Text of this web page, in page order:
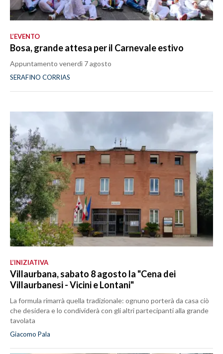
L’EVENTO
Bosa, grande attesa per il Carnevale estivo
Appuntamento venerdì 7 agosto
SERAFINO CORRIAS
L’INIZIATIVA
Villaurbana, sabato 8 agosto la "Cena dei
Villaurbanesi - Vicini e Lontani"
La formula rimarrà quella tradizionale: ognuno porterà da casa ciò
che desidera e lo condividerà con gli altri partecipanti alla grande
tavolata
Giacomo Pala